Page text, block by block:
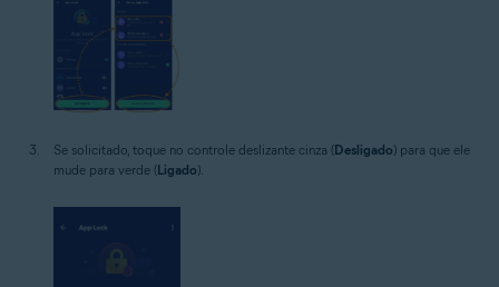
Se solicitado, toque no controle deslizante cinza (Desligado) para que ele
mude para verde (Ligado).